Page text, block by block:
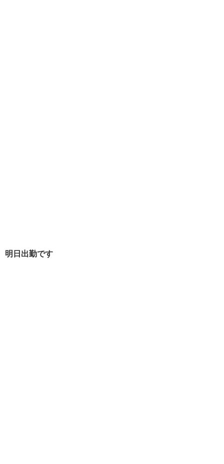
明日出勤です